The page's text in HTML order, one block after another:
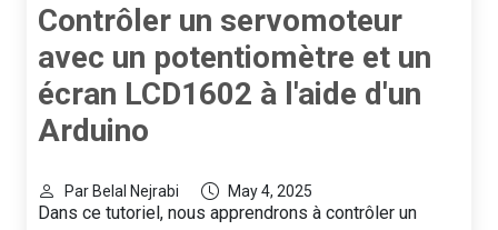
Contrôler un servomoteur
avec un potentiomètre et un
écran LCD1602 à l'aide d'un
Arduino
Par Belal Nejrabi May 4, 2025
Dans ce tutoriel, nous apprendrons à contrôler un